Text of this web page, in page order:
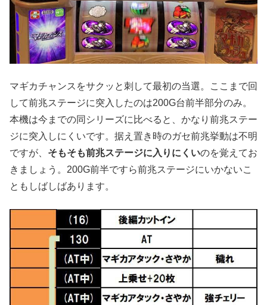
マギカチャンスをサクッと刺して最初の当選。ここまで回
して前兆ステージに突入したのは200G台前半部分のみ。
本機は今までの同シリーズに比べると、かなり前兆ステー
ジに突入しにくいです。据え置き時のガセ前兆挙動は不明
ですが、 そもそも前兆ステージに入りにくいのを覚えてお
きましょう。200G前半ですら前兆ステージにいかないこ
ともしばしばあります。